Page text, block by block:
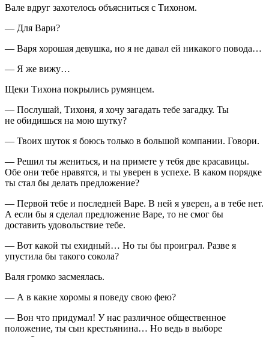
Вале вдруг захотелось объясниться с Тихоном.
— Для Вари?
— Варя хорошая девушка, но я не давал ей никакого повода…
— Я же вижу…
Щеки Тихона покрылись румянцем.
— Послушай, Тихоня, я хочу загадать тебе загадку. Ты
не обидишься на мою шутку?
— Твоих шуток я боюсь только в большой компании. Говори.
— Решил ты жениться, и на примете у тебя две красавицы.
Обе они тебе нравятся, и ты уверен в успехе. В каком порядке
ты стал бы делать предложение?
— Первой тебе и последней Варе. В ней я уверен, а в тебе нет.
А если бы я сделал предложение Варе, то не смог бы
доставить удовольствие тебе.
— Вот какой ты ехидный… Но ты бы проиграл. Разве я
упустила бы такого сокола?
Валя громко засмеялась.
— А в какие хоромы я поведу свою фею?
— Вон что придумал! У нас различное общественное
положение, ты сын крестьянина… Но ведь в выборе